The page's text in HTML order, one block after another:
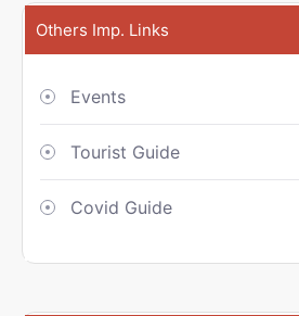
Others Imp. Links
Events
Tourist Guide
Covid Guide